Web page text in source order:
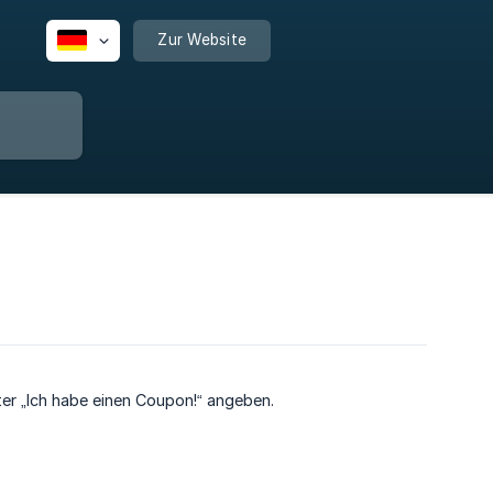
Zur Website
„Ich habe einen Coupon!“ angeben.